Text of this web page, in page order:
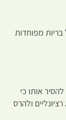
מפוחדות
אותו כי
ולהרס